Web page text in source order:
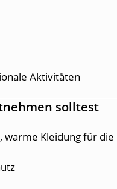
Aktivitäten
solltest
warme Kleidung für die